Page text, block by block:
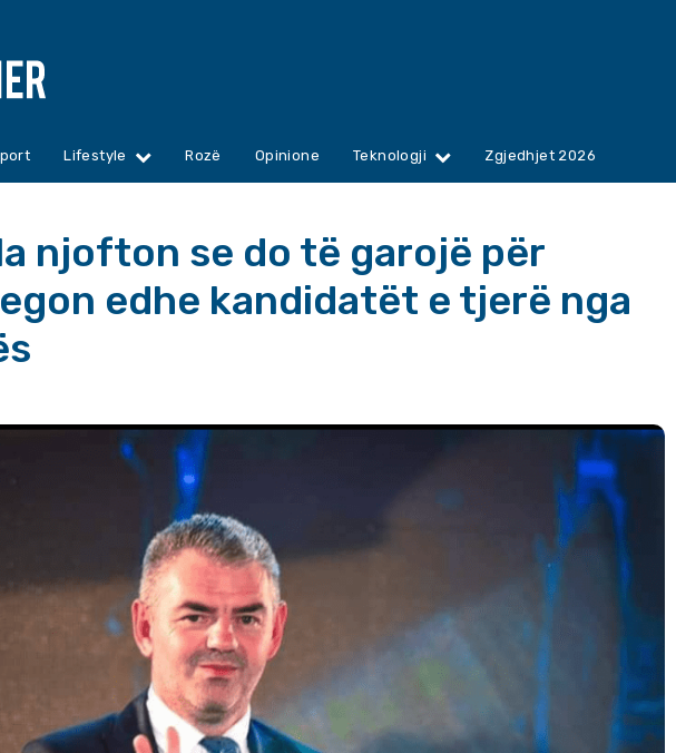
Lifestyle Rozë Opinione Teknologji Zgjedhjet 2026
njofton se do të garojë për
edhe kandidatët e tjerë nga